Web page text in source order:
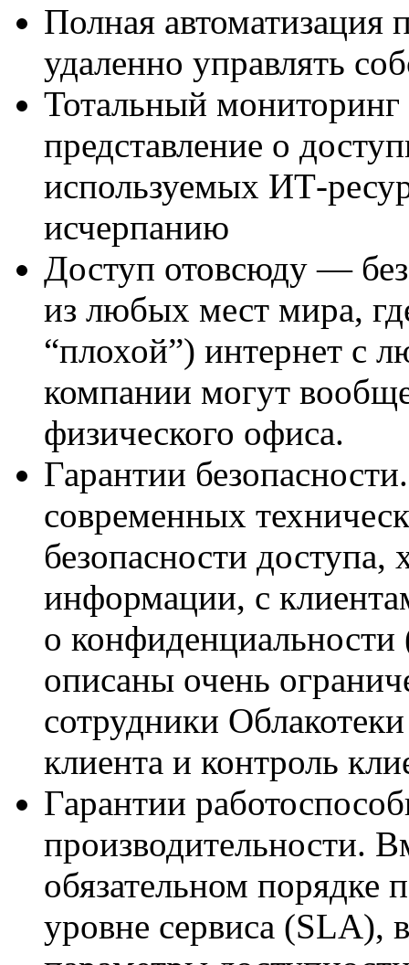
Полная автоматизация
удаленно управлять
Тотальный мониторинг
представление о
используемых ИТ-
исчерпанию
Доступ отовсюду —
из любых мест мира,
“плохой”) интернет с
компании могут
физического офиса.
Гарантии
современных
безопасности доступа,
информации, с
о
описаны очень
сотрудники
клиента и контроль
Гарантии
производительности.
обязательном порядке
уровне сервиса (SLA),